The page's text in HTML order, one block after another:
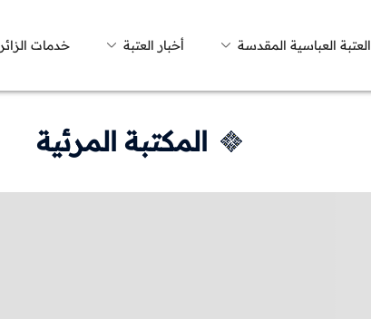
العتبة العباسية المقدسة أخبار العتبة خدمات الزائر
المكتبة المرئية